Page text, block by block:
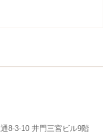
8-3-10 井門三宮ビル9階